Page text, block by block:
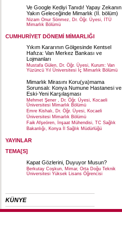
Ve Google Kediyi Tanıdı! Yapay Zekanın
Yakın Geleceğinde Mimarlık (II. bölüm)
Nizam Onur Sönmez, Dr. Öğr. Üyesi, İTÜ
Mimarlık Bölümü
CUMHURİYET DÖNEMİ MİMARLIĞI
Yıkım Kararının Gölgesinde Kentsel
Hafıza: Van Merkez Bankası ve
Lojmanları
Mustafa Gülen, Dr. Öğr. Üyesi, Kurum: Van
Yüzüncü Yıl Üniversitesi İç Mimarlık Bölümü
Mimarlık Mirasını Koru(ya)mama
Sorunsalı: Konya Numune Hastanesi ve
Eski-Yeni Karşılaşması
Mehmet Şener , Dr. Öğr. Üyesi, Kocaeli
Üniversitesi Mimarlık Bölümü
Emre Kishalı, Dr. Öğr. Üyesi, Kocaeli
Üniversitesi Mimarlık Bölümü
Faik Afşeören, İnşaat Mühendisi, TC Sağlık
Bakanlığı, Konya İl Sağlık Müdürlüğü
YAYINLAR
TEMA[S]
Kapat Gözlerini, Duyuyor Musun?
Berkutay Coşkun, Mimar, Orta Doğu Teknik
Üniversitesi Yüksek Lisans Öğrencisi
KÜNYE